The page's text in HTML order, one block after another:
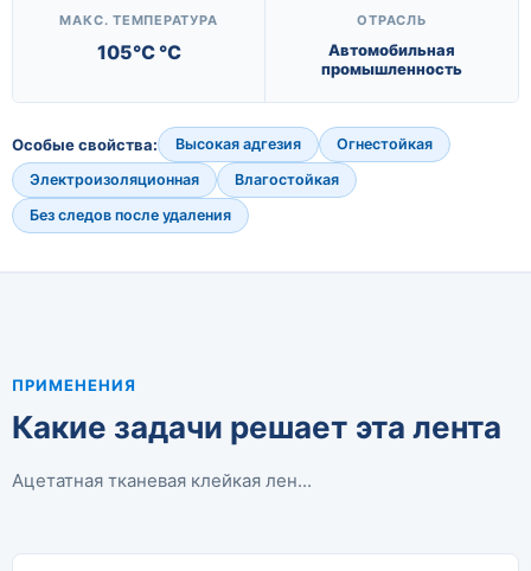
МАКС. ТЕМПЕРАТУРА
105°C °C
ОТРАСЛЬ
Автомобильная
промышленность
Особые свойства: Высокая адгезия
Огнестойкая
Электроизоляционная
Влагостойкая
Без следов после удаления
ПРИМЕНЕНИЯ
Какие задачи решает эта лента
Ацетатная тканевая клейкая лен...